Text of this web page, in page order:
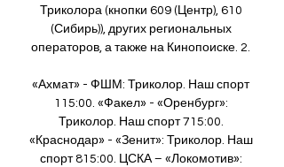
Триколора (кнопки 609 (Центр), 610
(Сибирь)), других региональных
операторов, а также на Кинопоиске. 2.
«Ахмат» - ФШМ: Триколор. Наш спорт
115:00. «Факел» - «Оренбург»:
Триколор. Наш спорт 715:00.
«Краснодар» - «Зенит»: Триколор. Наш
спорт 815:00. ЦСКА – «Локомотив»: